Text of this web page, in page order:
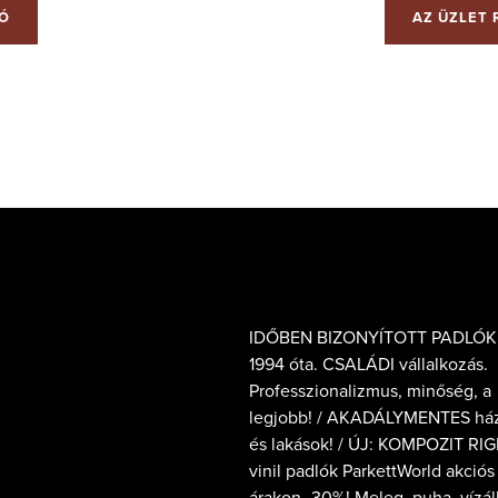
AZ ÜZLET
IDŐBEN BIZONYÍTOTT
1994 óta. CSALÁDI vállalkozás.
Professzionalizmus, minőség, a
legjobb! / AKADÁLYMENTES
és lakások! / ÚJ: KOMPOZIT
vinil padlók ParkettWorld akciós